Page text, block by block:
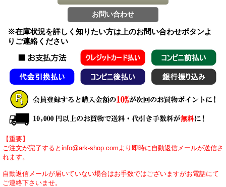
※在庫状況を詳しく知りたい方は上のお問い合わせボタンよ
りご連絡ください
【重要】
ご注文が完了するとinfo@ark-shop.comより即時に自動返信メールが送信さ
れます。
自動返信メールが届いていない場合はお手数ではございますがお電話にて
ご連絡下さいませ。